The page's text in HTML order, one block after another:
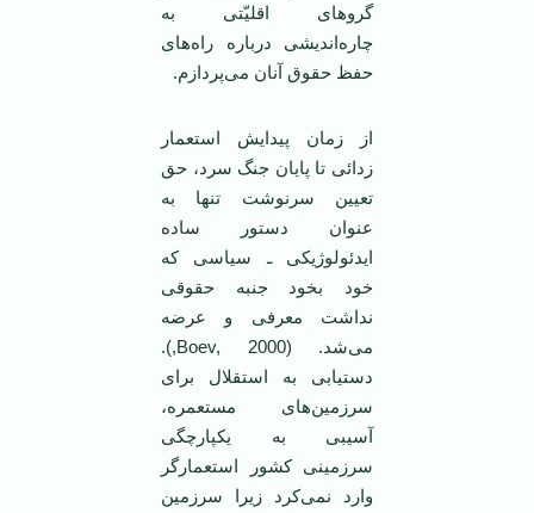
گروهای اقلیّتی به
چاره‌اندیشی درباره راه‌های
حفظ حقوق آنان می‌پردازم.
از زمان پیدایش استعمار
زدائی تا پایان جنگ سرد، حق
تعیین سرنوشت تنها به
عنوان دستور ساده‌
ايدئولوژیکی ـ سیاسی که
خود بخود جنبه حقوقی
نداشت معرفی و عرضه
می‌شد. (Boev, 2000,).
دستیابی به استقلال برای
سرزمین‌های مستعمره،
آسیبی به یکپارچگی
سرزمینی کشور استعمارگر
وارد نمی‌کرد زیرا سرزمین